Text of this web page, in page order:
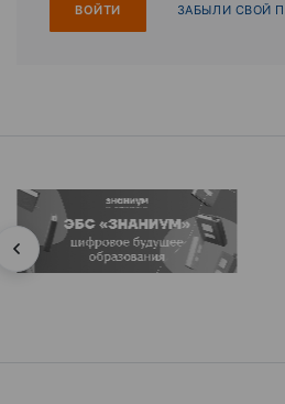
ЗАБЫЛИ СВОЙ